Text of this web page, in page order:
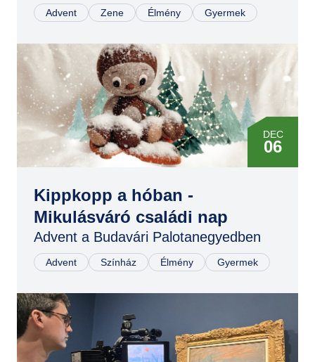
Advent Zene Élmény Gyermek
DEC
06
Kippkopp a hóban -
Mikulásváró családi nap
Advent a Budavári Palotanegyedben
Advent Színház Élmény Gyermek